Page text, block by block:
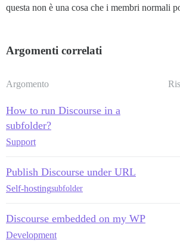
questa non è una cosa che i membri normali
Argomenti correlati
Argomento
How to run Discourse in a
subfolder?
Support
Publish Discourse under URL
Self-hostingsubfolder
Discourse embedded on my WP
Development